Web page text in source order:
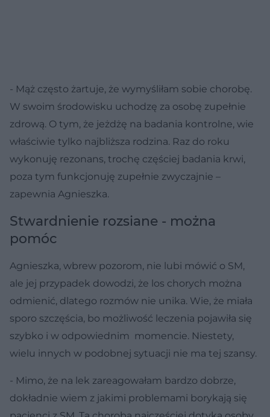
- Mąż często żartuje, że wymyśliłam sobie chorobę.
W swoim środowisku uchodzę za osobę zupełnie
zdrową. O tym, że jeżdżę na badania kontrolne, wie
właściwie tylko najbliższa rodzina. Raz do roku
wykonuję rezonans, trochę częściej badania krwi,
poza tym funkcjonuję zupełnie zwyczajnie –
zapewnia Agnieszka.
Stwardnienie rozsiane - można
pomóc
Agnieszka, wbrew pozorom, nie lubi mówić o SM,
ale jej przypadek dowodzi, że los chorych można
odmienić, dlatego rozmów nie unika. Wie, że miała
sporo szczęścia, bo możliwość leczenia pojawiła się
szybko i w odpowiednim momencie. Niestety,
wielu innych w podobnej sytuacji nie ma tej szansy.
- Mimo, że na lek zareagowałam bardzo dobrze,
dokładnie wiem z jakimi problemami borykają się